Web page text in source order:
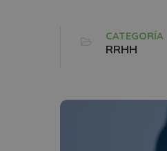
CATEGORÍA
RRHH